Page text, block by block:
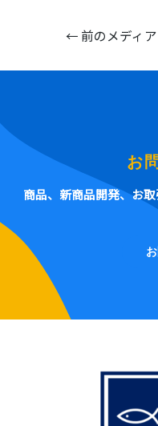
← 前のメディア
お
商品、新商品開発、お